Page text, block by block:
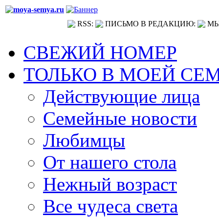
RSS: ПИСЬМО В РЕДАКЦИЮ:
СВЕЖИЙ НОМЕР
ТОЛЬКО В МОЕЙ
Действующие лица
Семейные новости
Любимцы
От нашего стола
Нежный возраст
Все чудеса света